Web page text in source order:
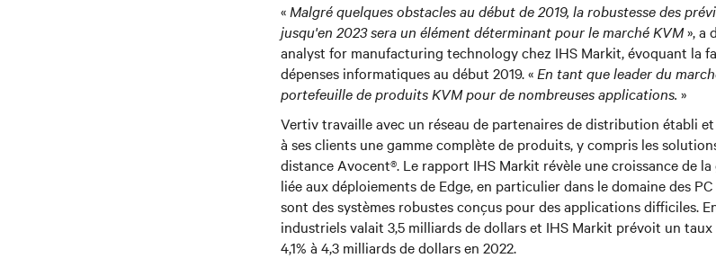
« Malgré quelques obstacles au début de 2019, la robustesse des
jusqu'en 2023 sera un élément déterminant pour le marché KVM», a
analyst for manufacturing technology chez IHS Markit, évoquant la
dépenses informatiques au début 2019. « En tant que leader du
portefeuille de produits KVM pour de nombreuses applications. »
Vertiv travaille avec un réseau de partenaires de distribution établi
à ses clients une gamme complète de produits, y compris les
distance Avocent®. Le rapport IHS Markit révèle une croissance de
liée aux déploiements de Edge, en particulier dans le domaine des
sont des systèmes robustes conçus pour des applications difficiles.
industriels valait 3,5 milliards de dollars et IHS Markit prévoit un
4,1% à 4,3 milliards de dollars en 2022.